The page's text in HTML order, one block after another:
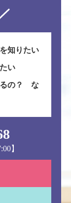
知りたい
い
るの？ な
】